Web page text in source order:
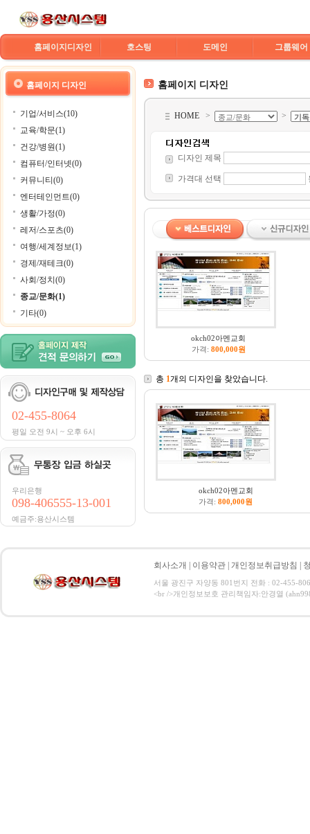
홈페이지디자인 호스팅 도메인 그룹웨어
홈페이지 디자인
기업/서비스(10)
교육/학문(1)
건강/병원(1)
컴퓨터/인터넷(0)
커뮤니티(0)
엔터테인먼트(0)
생활/가정(0)
레저/스포츠(0)
여행/세계정보(1)
경제/재테크(0)
사회/정치(0)
종교/문화(1)
기타(0)
02-455-8064
평일 오전 9시 ~ 오후 6시
우리은행
098-406555-13-001
예금주:용산시스템
홈페이지 디자인
HOME > >
디자인 제목
가격대 선택
okch02아멘교회
가격: 800,000원
총 1개의 디자인을 찾았습니다.
okch02아멘교회
가격: 800,000원
회사소개 이용약관 개인정보취급방침
서울 광진구 자양동 801번지 전화 : 02-455-
<br />개인정보보호 관리책임자:안경열